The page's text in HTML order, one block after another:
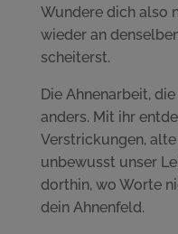
Wundere dich also
wieder an
scheiterst.
Die Ahnenarbeit,
anders. Mit ihr
Verstrickungen,
unbewusst unser
dorthin, wo Worte
dein Ahnenfeld.